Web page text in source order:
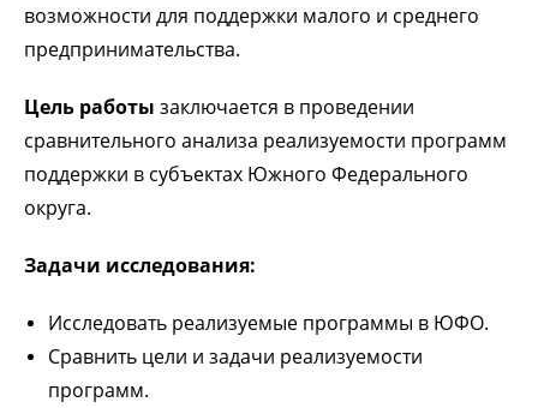
возможности для поддержки малого и среднего
предпринимательства.
Цель работы заключается в проведении
сравнительного анализа реализуемости программ
поддержки в субъектах Южного Федерального
округа.
Задачи исследования:
Исследовать реализуемые программы в ЮФО.
Сравнить цели и задачи реализуемости
программ.